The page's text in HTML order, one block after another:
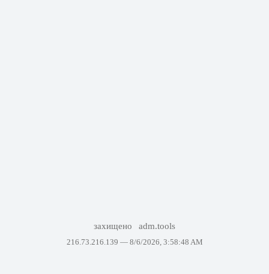
захищено adm.tools
216.73.216.139 — 8/6/2026, 3:58:48 AM